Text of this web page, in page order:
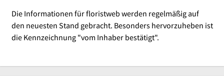
Die Informationen für floristweb werden regelmäßig auf
den neuesten Stand gebracht. Besonders hervorzuheben ist
die Kennzeichnung "vom Inhaber bestätigt".